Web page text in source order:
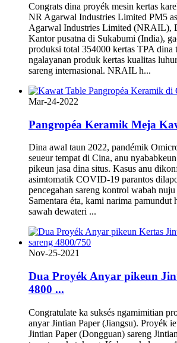
Congrats dina proyék mesin kertas
NR Agarwal Industries Limited PM5
Agarwal Industries Limited (NRAIL),
Kantor pusatna di Sukabumi (India),
produksi total 354000 kertas TPA dina
ngalayanan produk kertas kualitas
sareng internasional. NRAIL h...
Mar-24-2022
Pangropéa Keramik Meja
Dina awal taun 2022, pandémik
seueur tempat di Cina, anu
pikeun jasa dina situs. Kasus anu
asimtomatik COVID-19 parantos
pencegahan sareng kontrol wabah nuju
Samentara éta, kami narima pamundut
sawah dewateri ...
Nov-25-2021
Dua Proyék Anyar pikeun
4800 ...
Congratulate ka suksés ngamimitian
anyar Jintian Paper (Jiangsu). Proyék
Jintian Paper (Dongguan) sareng